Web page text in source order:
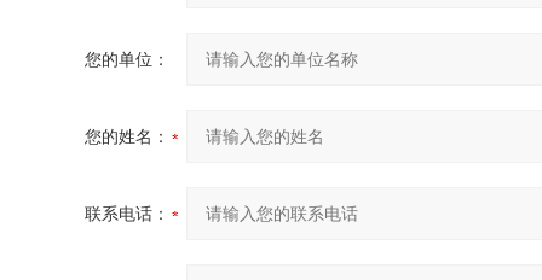
您的单位：
您的姓名：
联系电话：